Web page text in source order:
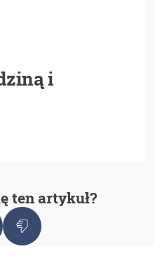
i
ten artykuł?